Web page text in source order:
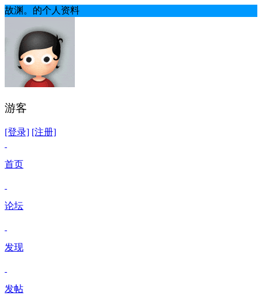
故渊。的个人资料
游客
[登录] [注册]
首页
论坛
发现
发帖